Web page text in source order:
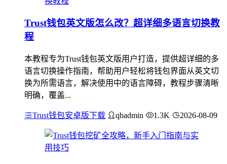
Trust钱包英文版怎么改？超详细多语言切换教
程
本教程专为Trust钱包英文版用户打造，提供超详细的多
语言切换操作指南，帮助用户轻松将钱包界面从英文切
换为所需语言，解决使用中的语言障碍，教程步骤清晰
明确，覆盖...
Trust钱包安卓版下载 qbadmin 1.3K 2026-08-09